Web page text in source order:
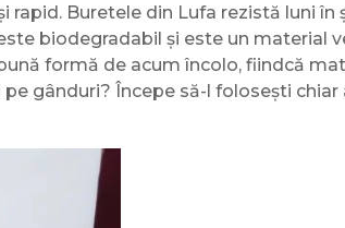
Buretele din Lufa rezistă luni în
biodegradabil și este un material
formă de acum încolo, fiindcă
gânduri? Începe să-l folosești